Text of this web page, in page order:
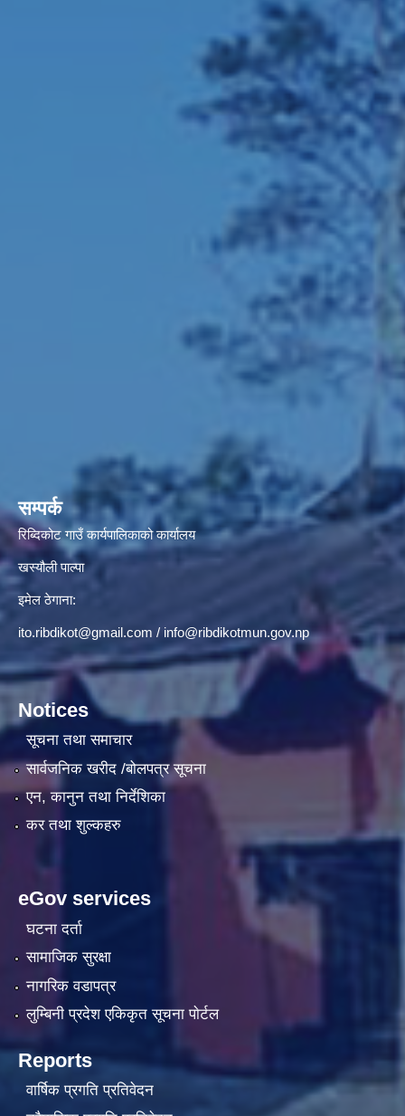
सम्पर्क
रिब्दिकोट गाउँ कार्यपालिकाको कार्यालय
खस्यौली पाल्पा
इमेल ठेगाना:
ito.ribdikot@gmail.com / info@ribdikotmun.gov.np
Notices
सूचना तथा समाचार
सार्वजनिक खरीद /बोलपत्र सूचना
एन, कानुन तथा निर्देशिका
कर तथा शुल्कहरु
eGov services
घटना दर्ता
सामाजिक सुरक्षा
नागरिक वडापत्र
लुम्बिनी प्रदेश एकिकृत सूचना पाेर्टल
Reports
वार्षिक प्रगति प्रतिवेदन